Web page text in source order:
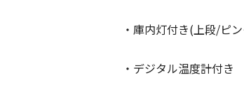
・庫内灯付き(上段/ピ
・デジタル温度計付き